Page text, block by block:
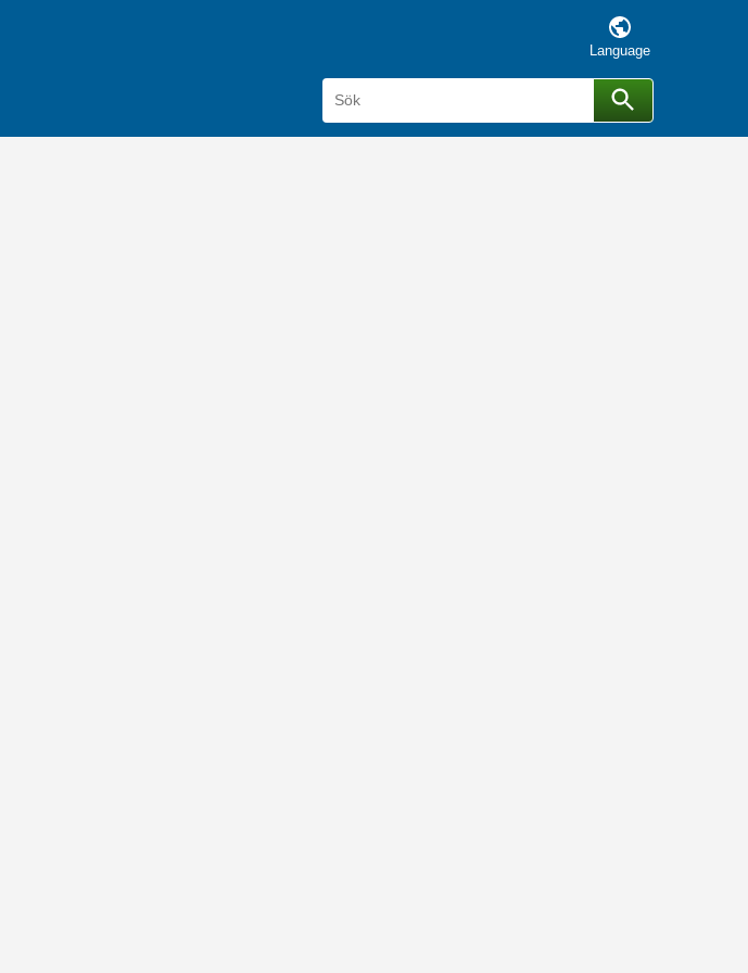
Language
Sök
Sök